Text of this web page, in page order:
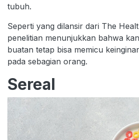
tubuh.
Seperti yang dilansir dari The
penelitian menunjukkan bahwa
buatan tetap bisa memicu
pada sebagian orang.
Sereal